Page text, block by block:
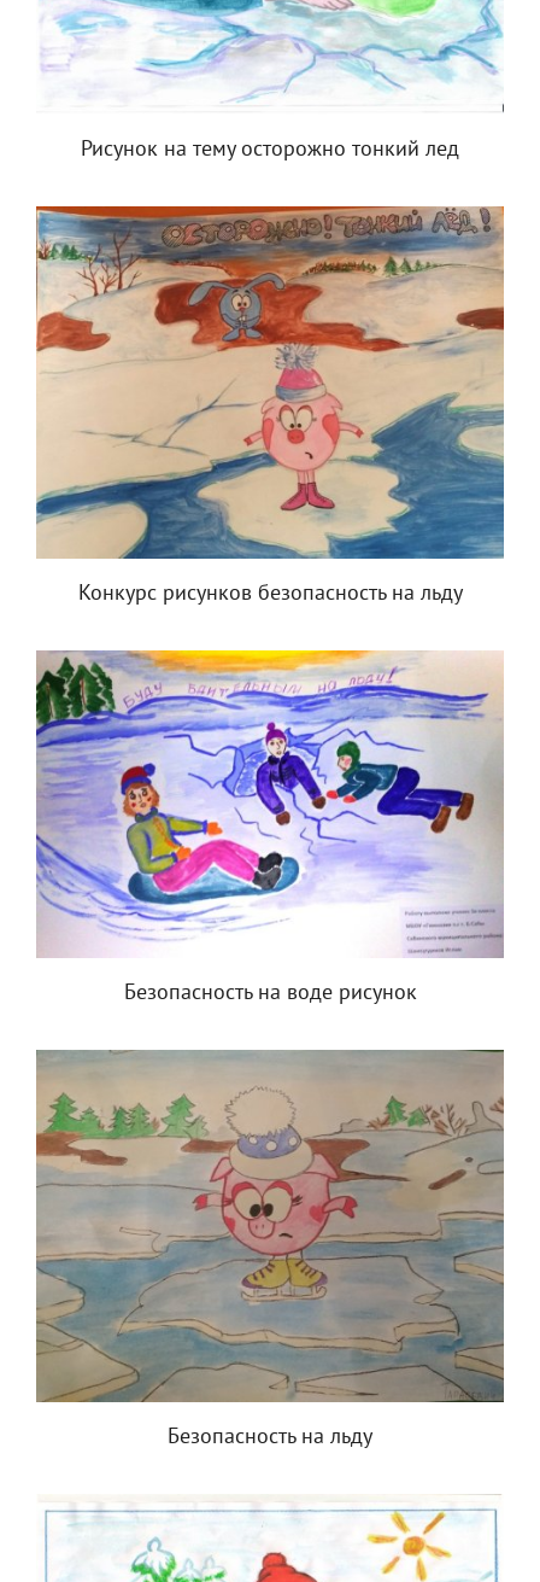
Рисунок на тему осторожно тонкий лед
Конкурс рисунков безопасность на льду
Безопасность на воде рисунок
Безопасность на льду